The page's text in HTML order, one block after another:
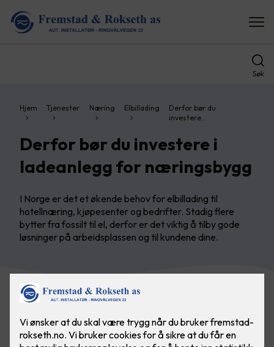
Søk
Hjem Tjenester Næring Elbillading
Derfor bør du
investere…
Derfor bør du investere i
ladeanlegg for næringsbygg
I Norge er det et økende behov for elbillading til
hotellnæring, kjøpesenter og bedrifter. Stadig flere
bytter fra fossilt til el, derfor er det viktig å tilby gode
løsninger på arbeidsplassen og til kundene dine.